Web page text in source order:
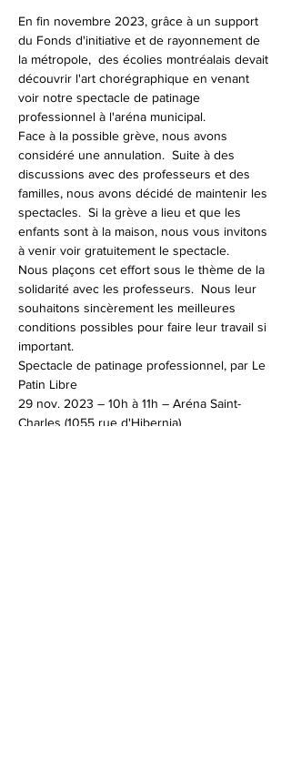
En fin novembre 2023, grâce à un support
du Fonds d'initiative et de rayonnement de
la métropole,  des écolies montréalais devait
découvrir l'art chorégraphique en venant
voir notre spectacle de patinage
professionnel à l'aréna municipal.
Face à la possible grève, nous avons
considéré une annulation.  Suite à des
discussions avec des professeurs et des
familles, nous avons décidé de maintenir les
spectacles.  Si la grève a lieu et que les
enfants sont à la maison, nous vous invitons
à venir voir gratuitement le spectacle.
Nous plaçons cet effort sous le thème de la
solidarité avec les professeurs.  Nous leur
souhaitons sincèrement les meilleures
conditions possibles pour faire leur travail si
important.
Spectacle de patinage professionnel, par Le
Patin Libre
29 nov. 2023 – 10h à 11h – Aréna Saint-
Charles (1055 rue d'Hibernia)